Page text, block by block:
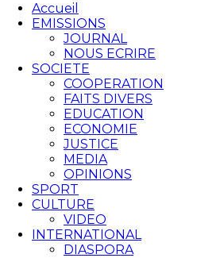
Accueil
EMISSIONS
JOURNAL
NOUS ECRIRE
SOCIETE
COOPERATION
FAITS DIVERS
EDUCATION
ECONOMIE
JUSTICE
MEDIA
OPINIONS
SPORT
CULTURE
VIDEO
INTERNATIONAL
DIASPORA